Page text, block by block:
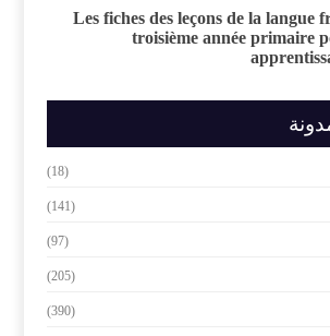
Les fiches des leçons de la langue
troisième année primaire
(18)
(141)
(97)
(205)
(390)